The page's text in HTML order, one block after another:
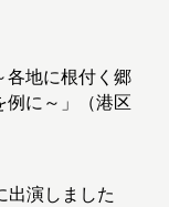
各地に根付く郷
に～」（港区
出演しました